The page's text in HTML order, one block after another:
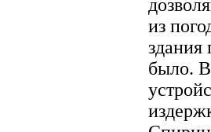
из
здания
было. В